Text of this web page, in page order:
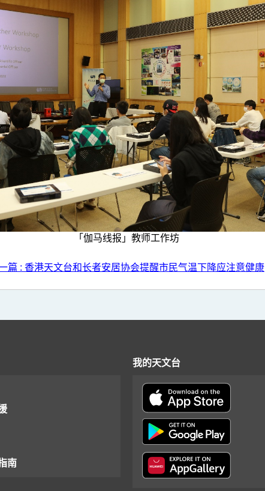
「伽马线报」教师工作坊
篇 : 香港天文台和长者安居协会提醒市民气温下降应注意健康
南
我的天文台